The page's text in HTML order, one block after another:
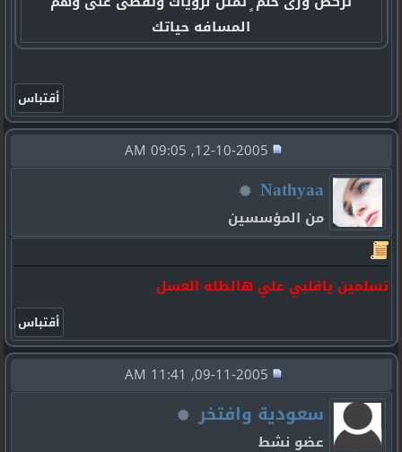
المسافه حياتك
12-10-2005, 09:05 AM
Nathyaa
من المؤسسين
تسلمين ياقلبي علي هالطله العسل
09-11-2005, 11:41 AM
سعودية وافتخر
عضو نشط